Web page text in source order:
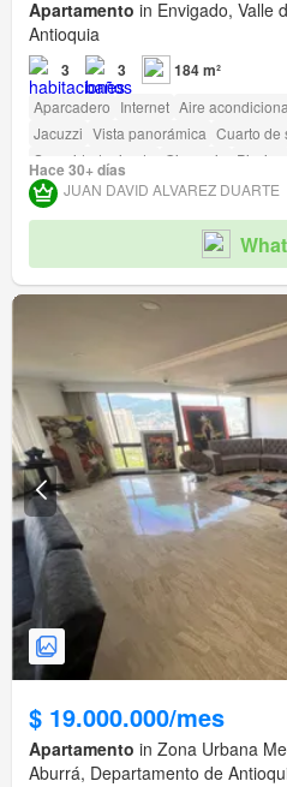
Apartamento in Envigado, Valle
Antioquia
3 3 184 m²
Aparcadero Internet Aire
Jacuzzi Vista panorámica Cuarto de
Seguridad privada
Gimnasio Piscina
Caseta de vigilancia
Hace 30+ días
JUAN DAVID ALVAREZ DUARTE
$ 19.000.000/mes
Apartamento in Zona Urbana
Aburrá, Departamento de